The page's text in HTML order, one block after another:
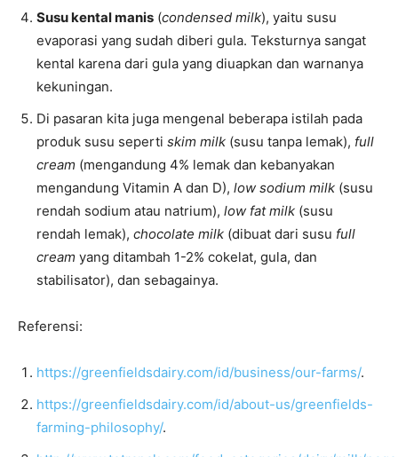
Susu kental manis (condensed milk), yaitu susu
evaporasi yang sudah diberi gula. Teksturnya sangat
kental karena dari gula yang diuapkan dan warnanya
kekuningan.
Di pasaran kita juga mengenal beberapa istilah pada
produk susu seperti skim milk (susu tanpa lemak), full
cream (mengandung 4% lemak dan kebanyakan
mengandung Vitamin A dan D), low sodium milk (susu
rendah sodium atau natrium), low fat milk (susu
rendah lemak), chocolate milk (dibuat dari susu full
cream yang ditambah 1-2% cokelat, gula, dan
stabilisator), dan sebagainya.
Referensi:
https://greenfieldsdairy.com/id/business/our-farms/.
https://greenfieldsdairy.com/id/about-us/greenfields-
farming-philosophy/.